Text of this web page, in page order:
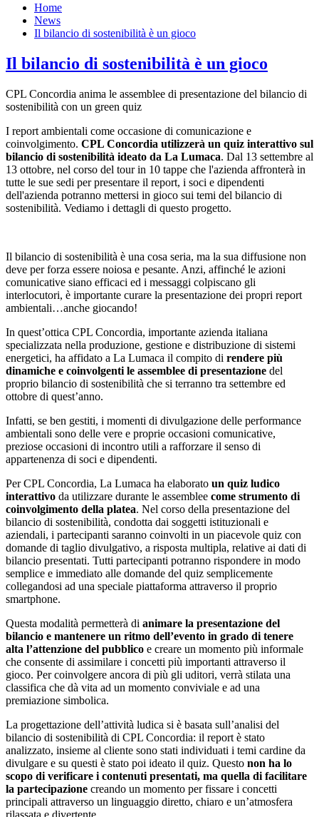
Home
News
Il bilancio di sostenibilità è un gioco
Il bilancio di sostenibilità è un gioco
CPL Concordia anima le assemblee di presentazione del bilancio di
sostenibilità con un green quiz
I report ambientali come occasione di comunicazione e
coinvolgimento. CPL Concordia utilizzerà un quiz interattivo sul
bilancio di sostenibilità ideato da La Lumaca. Dal 13 settembre al
13 ottobre, nel corso del tour in 10 tappe che l'azienda affronterà in
tutte le sue sedi per presentare il report, i soci e dipendenti
dell'azienda potranno mettersi in gioco sui temi del bilancio di
sostenibilità. Vediamo i dettagli di questo progetto.
Il bilancio di sostenibilità è una cosa seria, ma la sua diffusione non
deve per forza essere noiosa e pesante. Anzi, affinché le azioni
comunicative siano efficaci ed i messaggi colpiscano gli
interlocutori, è importante curare la presentazione dei propri report
ambientali…anche giocando!
In quest’ottica CPL Concordia, importante azienda italiana
specializzata nella produzione, gestione e distribuzione di sistemi
energetici, ha affidato a La Lumaca il compito di rendere più
dinamiche e coinvolgenti le assemblee di presentazione del
proprio bilancio di sostenibilità che si terranno tra settembre ed
ottobre di quest’anno.
Infatti, se ben gestiti, i momenti di divulgazione delle performance
ambientali sono delle vere e proprie occasioni comunicative,
preziose occasioni di incontro utili a rafforzare il senso di
appartenenza di soci e dipendenti.
Per CPL Concordia, La Lumaca ha elaborato un quiz ludico
interattivo da utilizzare durante le assemblee come strumento di
coinvolgimento della platea. Nel corso della presentazione del
bilancio di sostenibilità, condotta dai soggetti istituzionali e
aziendali, i partecipanti saranno coinvolti in un piacevole quiz con
domande di taglio divulgativo, a risposta multipla, relative ai dati di
bilancio presentati. Tutti partecipanti potranno rispondere in modo
semplice e immediato alle domande del quiz semplicemente
collegandosi ad una speciale piattaforma attraverso il proprio
smartphone.
Questa modalità permetterà di animare la presentazione del
bilancio e mantenere un ritmo dell’evento in grado di tenere
alta l’attenzione del pubblico e creare un momento più informale
che consente di assimilare i concetti più importanti attraverso il
gioco. Per coinvolgere ancora di più gli uditori, verrà stilata una
classifica che dà vita ad un momento conviviale e ad una
premiazione simbolica.
La progettazione dell’attività ludica si è basata sull’analisi del
bilancio di sostenibilità di CPL Concordia: il report è stato
analizzato, insieme al cliente sono stati individuati i temi cardine da
divulgare e su questi è stato poi ideato il quiz. Questo non ha lo
scopo di verificare i contenuti presentati, ma quella di facilitare
la partecipazione creando un momento per fissare i concetti
principali attraverso un linguaggio diretto, chiaro e un’atmosfera
rilassata e divertente.